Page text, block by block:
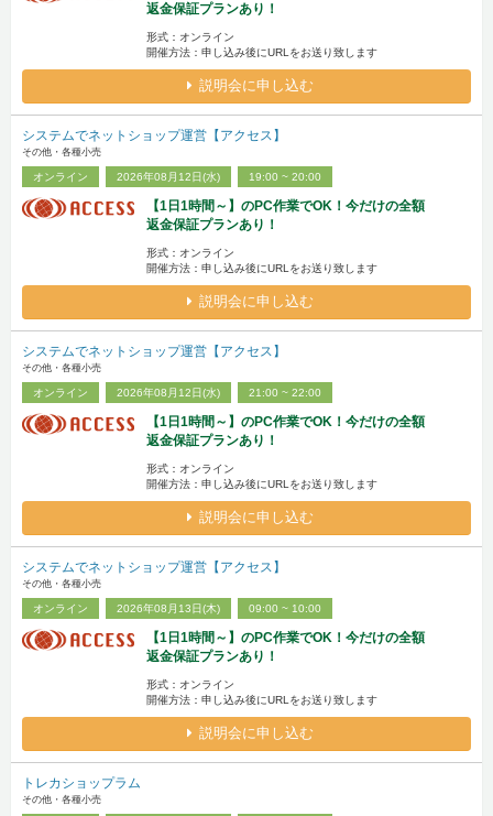
返金保証プランあり！
形式：オンライン
開催方法：申し込み後にURLをお送り致します
説明会に申し込む
システムでネットショップ運営【アクセス】
その他・各種小売
オンライン 2026年08月12日(水) 19:00 ~ 20:00
【1日1時間～】のPC作業でOK！今だけの全額
返金保証プランあり！
形式：オンライン
開催方法：申し込み後にURLをお送り致します
説明会に申し込む
システムでネットショップ運営【アクセス】
その他・各種小売
オンライン 2026年08月12日(水) 21:00 ~ 22:00
【1日1時間～】のPC作業でOK！今だけの全額
返金保証プランあり！
形式：オンライン
開催方法：申し込み後にURLをお送り致します
説明会に申し込む
システムでネットショップ運営【アクセス】
その他・各種小売
オンライン 2026年08月13日(木) 09:00 ~ 10:00
【1日1時間～】のPC作業でOK！今だけの全額
返金保証プランあり！
形式：オンライン
開催方法：申し込み後にURLをお送り致します
説明会に申し込む
トレカショップラム
その他・各種小売